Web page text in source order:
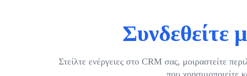
Συνδεθείτε
Στείλτε ενέργειες στο CRM σας, μοιραστείτε
που χρησιμοποιείτε